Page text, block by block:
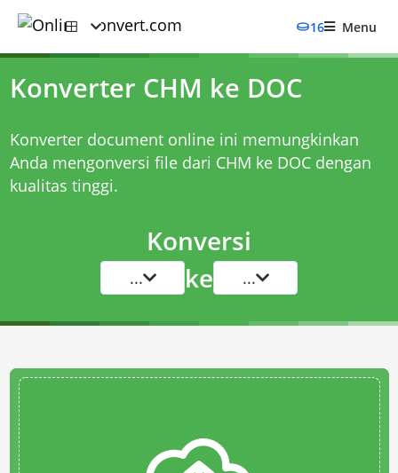
16 Menu
Konverter CHM ke DOC
Konverter document online ini memungkinkan
Anda mengonversi file dari CHM ke DOC dengan
kualitas tinggi.
Konversi
... ke ...